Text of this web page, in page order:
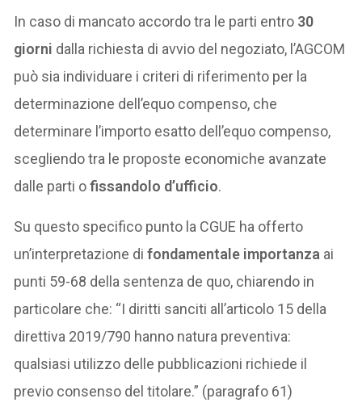
In caso di mancato accordo tra le parti entro 30
giorni dalla richiesta di avvio del negoziato, l’AGCOM
può sia individuare i criteri di riferimento per la
determinazione dell’equo compenso, che
determinare l’importo esatto dell’equo compenso,
scegliendo tra le proposte economiche avanzate
dalle parti ofissandolo d’ufficio.
Su questo specifico punto la CGUE ha offerto
un’interpretazione difondamentale importanza ai
punti 59-68 della sentenza de quo, chiarendo in
particolare che: “I diritti sanciti all’articolo 15 della
direttiva 2019/790 hanno natura preventiva:
qualsiasi utilizzo delle pubblicazioni richiede il
previo consenso del titolare.” (paragrafo 61)